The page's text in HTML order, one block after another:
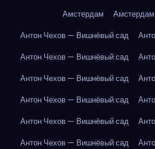
Амстердам
Амстердам
Антон Чехов — Вишнёвый сад
Антон Чехов — Вишнёвый сад
Антон Чехов — Вишнёвый сад
Антон Чехов — Вишнёвый сад
Антон Чехов — Вишнёвый сад
Антон Чехов — Вишнёвый сад